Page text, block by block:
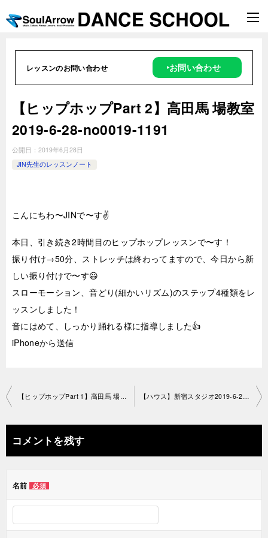
レッスンのお問い合わせ ‣お問い合わせ
【ヒップホップPart 2】高田馬 場教室
2019-6-28-no0019-1191
公開日： 2019年6月28日
JIN先生のレッスンノート
こんにちわ〜JINで〜す✌️
本日、引き続き2時間目のヒップホップレッスンで〜す！
振り付け→50分、ストレッチは終わってますので、今日から新
しい振り付けで〜す😃
スローモーション、音どり(細かいリズム)のステップ4種類をレ
ッスンしました！
音にはめて、しっかり踊れる様に指導しました👍
iPhoneから送信
投
ナ
ビ
ー
コメントを残す
名前 必須